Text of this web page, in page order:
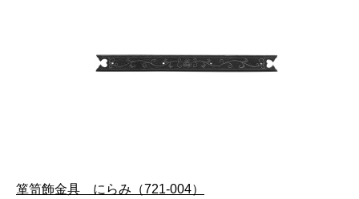
箪笥飾金具 にらみ（721-004）